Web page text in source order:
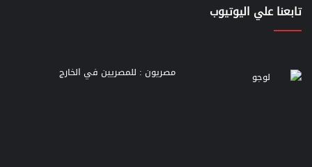
تابعنا علي اليوتيوب
مصريون : للمصريين في الخارج